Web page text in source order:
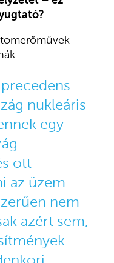
nukleáris
egy
ott
az üzem
nem
azért sem,